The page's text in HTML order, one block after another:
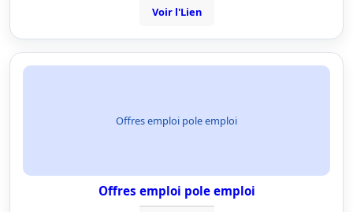
Voir l'Lien
Offres emploi pole emploi
Offres emploi pole emploi